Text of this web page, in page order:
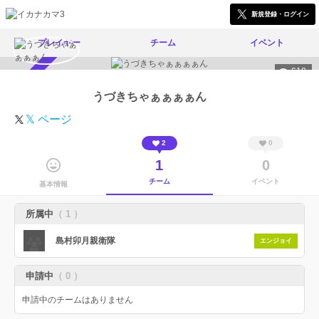
新規登録・ログイン
プレイヤー チーム イベント
618
うづきちゃぁぁぁぁん
𝕏 ページ
基本情報
2
1
チーム
0
0
イベント
所属中 （ 1 ）
島村卯月親衛隊 エンジョイ
申請中 （ 0 ）
申請中のチームはありません